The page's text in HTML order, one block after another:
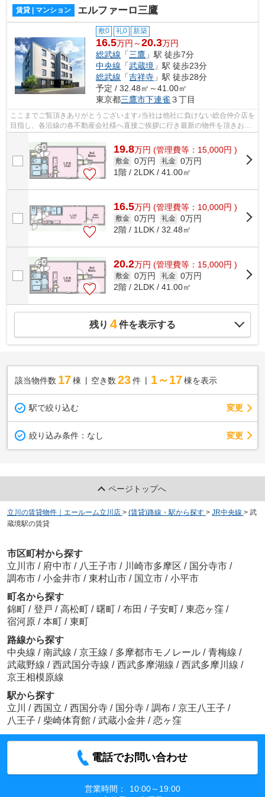
賃貸 | マンション エルファーロ三鷹
敷0 礼0 新築
16.5万円～20.3万円
総武線 「三鷹 」駅 徒歩7分
中央線 「武蔵境 」駅 徒歩23分
総武線 「吉祥寺 」駅 徒歩28分
予定 / 32.48㎡～41.00㎡
東京都三鷹市下連雀 ３丁目
ここまでご覧頂きありがとうございます♪当社は他社に負けない総合仲介店を
目指し、各沿線の各不動産会社様へ直接ご挨拶に行き最新の物件を頂きお客
様へ提供しております！最新の情報は...
19.8万円 (管理費等：15,000円 )
敷金 0万円 礼金 0万円
1階 / 2LDK / 41.00㎡
16.5万円 (管理費等：10,000円 )
敷金 0万円 礼金 0万円
2階 / 1LDK / 32.48㎡
20.2万円 (管理費等：15,000円 )
敷金 0万円 礼金 0万円
2階 / 2LDK / 41.00㎡
残り 4件を表示する
該当物件数 17棟 空き数 23 件 1～17 棟を表示
駅で絞り込む 変更
絞り込み条件： なし 変更
ページトップへ
立川の賃貸物件｜エールーム立川店 > (賃貸)路線・駅から探す > JR中央線 > 武
蔵境駅の賃貸
市区町村から探す
立川市 / 府中市 / 八王子市 / 川崎市多摩区 / 国分寺市 /
調布市 / 小金井市 / 東村山市 / 国立市 / 小平市
町名から探す
錦町 / 登戸 / 高松町 / 曙町 / 布田 / 子安町 / 東恋ヶ窪 /
宿河原 / 本町 / 東町
路線から探す
中央線 / 南武線 / 京王線 / 多摩都市モノレール / 青梅線 /
武蔵野線 / 西武国分寺線 / 西武多摩湖線 / 西武多摩川線 /
京王相模原線
駅から探す
立川
/ 西国立 / 西国分寺 / 国分寺 / 調布 / 京王八王子 /
八王子 / 柴崎体育館 / 武蔵小金井 / 恋ヶ窪
電話でお問い合わせ
営業時間：
10:00～19:00